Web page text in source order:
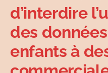
d’interdire
des
enfants à